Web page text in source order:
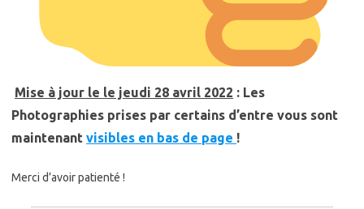
Mise à jour le le jeudi 28 avril 2022 : Les
Photographies prises par certains d’entre vous sont
maintenant visibles en bas de page !
Merci d’avoir patienté !